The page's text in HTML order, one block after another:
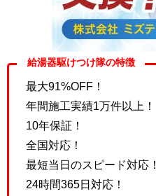
給湯器駆けつけ隊の特徴
最大91%OFF！
年間施工実績1万件以上！
10年保証！
全国対応！
最短当日のスピード対応！
24時間365日対応！